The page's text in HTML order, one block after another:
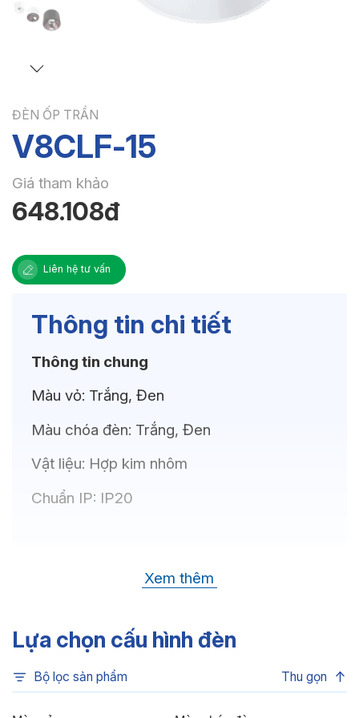
ĐÈN ỐP TRẦN
V8CLF-15
Giá tham khảo
648.108đ
Liên hệ tư vấn
Thông tin chi tiết
Thông tin chung
Màu vỏ: Trắng, Đen
Màu chóa đèn: Trắng, Đen
Vật liệu: Hợp kim nhôm
Chuẩn IP: IP20
CREE(USA)
Nhiệt độ màu:6500K, 4000K, 3500K,
3000K, 3CCT
Chỉ số hoàn màu:
Xem thêm
Lựa chọn cấu hình đèn
Bộ lọc sản phẩm Thu gọn